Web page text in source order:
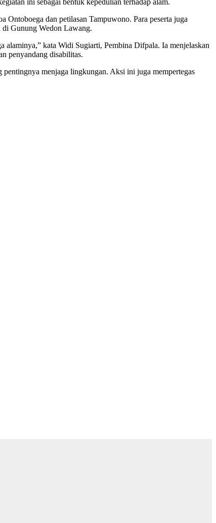
ini sebagai bentuk kepedulian terhadap alam.
dan petilasan Tampuwono. Para peserta juga
di Gunung Wedon Lawang.
alaminya,” kata Widi Sugiarti, Pembina Difpala. Ia menjelaskan
penyandang disabilitas.
menjaga lingkungan. Aksi ini juga mempertegas